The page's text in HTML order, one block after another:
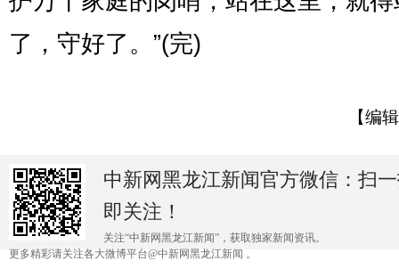
了，守好了。”(完)
【编
中新网黑龙江新闻官方微信：扫
即关注！
关注“中新网黑龙江新闻”，获取独家新闻资讯。
更多精彩请关注各大微博平台@中新网黑龙江新闻 。